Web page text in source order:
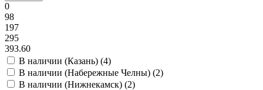
0
98
197
295
393.60
В наличии (Казань) (4)
В наличии (Набережные Челны) (2)
В наличии (Нижнекамск) (2)